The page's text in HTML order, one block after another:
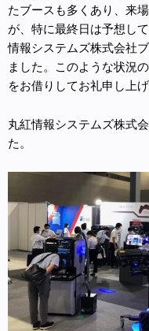
たブースも多くあり、来
が、特に最終日は予想し
情報システムズ株式会社
ました。このような状況
をお借りしてお礼申し上
丸紅情報システムズ株式
た。